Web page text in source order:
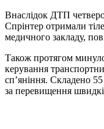
Внаслідок ДТП
Спрінтер отримали
медичного закладу,
Також протягом
керування
сп’яніння. Складено 55
за перевищення